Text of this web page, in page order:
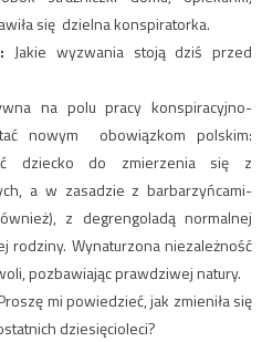
się dzielna konspiratorka.
Jakie wyzwania stoją dziś przed
na polu pracy konspiracyjno-
nowym obowiązkom polskim:
dziecko do zmierzenia się z
a w zasadzie z barbarzyńcami-
z degrengoladą normalnej
rodziny. Wynaturzona niezależność
pozbawiając prawdziwej natury.
mi powiedzieć, jak zmieniła się
dziesięcioleci?